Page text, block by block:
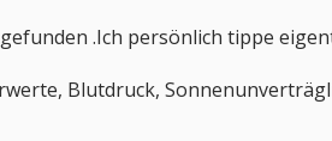
.Ich persönlich tippe
Blutdruck,